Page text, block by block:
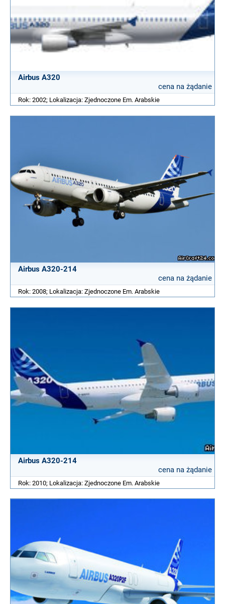
Airbus A320
cena na żądanie
Rok: 2002; Lokalizacja: Zjednoczone Em. Arabskie
Airbus A320-214
cena na żądanie
Rok: 2008; Lokalizacja: Zjednoczone Em. Arabskie
Airbus A320-214
cena na żądanie
Rok: 2010; Lokalizacja: Zjednoczone Em. Arabskie